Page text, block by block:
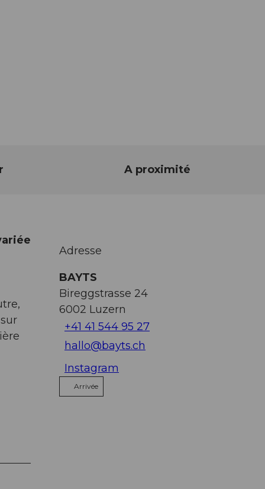
A proximité
Adresse
BAYTS
Bireggstrasse 24
6002 Luzern
+41 41 544 95 27
hallo@bayts.ch
Instagram
Arrivée